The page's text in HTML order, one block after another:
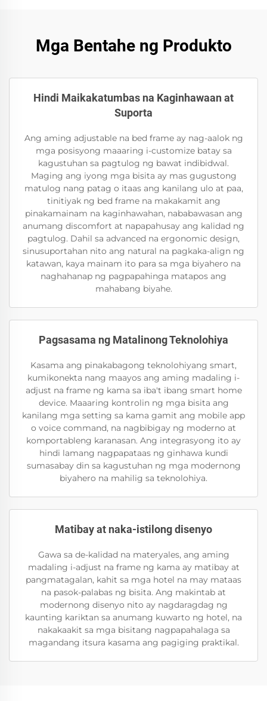
Mga Bentahe ng Produkto
Hindi Maikakatumbas na Kaginhawaan at
Suporta
Ang aming adjustable na bed frame ay nag-aalok ng
mga posisyong maaaring i-customize batay sa
kagustuhan sa pagtulog ng bawat indibidwal.
Maging ang iyong mga bisita ay mas gugustong
matulog nang patag o itaas ang kanilang ulo at paa,
tinitiyak ng bed frame na makakamit ang
pinakamainam na kaginhawahan, nababawasan ang
anumang discomfort at napapahusay ang kalidad ng
pagtulog. Dahil sa advanced na ergonomic design,
sinusuportahan nito ang natural na pagkaka-align ng
katawan, kaya mainam ito para sa mga biyahero na
naghahanap ng pagpapahinga matapos ang
mahabang biyahe.
Pagsasama ng Matalinong Teknolohiya
Kasama ang pinakabagong teknolohiyang smart,
kumikonekta nang maayos ang aming madaling i-
adjust na frame ng kama sa iba't ibang smart home
device. Maaaring kontrolin ng mga bisita ang
kanilang mga setting sa kama gamit ang mobile app
o voice command, na nagbibigay ng moderno at
komportableng karanasan. Ang integrasyong ito ay
hindi lamang nagpapataas ng ginhawa kundi
sumasabay din sa kagustuhan ng mga modernong
biyahero na mahilig sa teknolohiya.
Matibay at naka-istilong disenyo
Gawa sa de-kalidad na materyales, ang aming
madaling i-adjust na frame ng kama ay matibay at
pangmatagalan, kahit sa mga hotel na may mataas
na pasok-palabas ng bisita. Ang makintab at
modernong disenyo nito ay nagdaragdag ng
kaunting kariktan sa anumang kuwarto ng hotel, na
nakakaakit sa mga bisitang nagpapahalaga sa
magandang itsura kasama ang pagiging praktikal.